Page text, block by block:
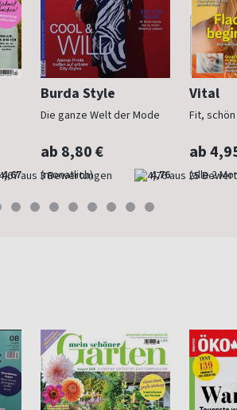
4,67
Burda Style
Die ganze Welt der Mode
ab 8,80 €
(monatlich) 4,76
Vital
Fit,
ab
(alle 2